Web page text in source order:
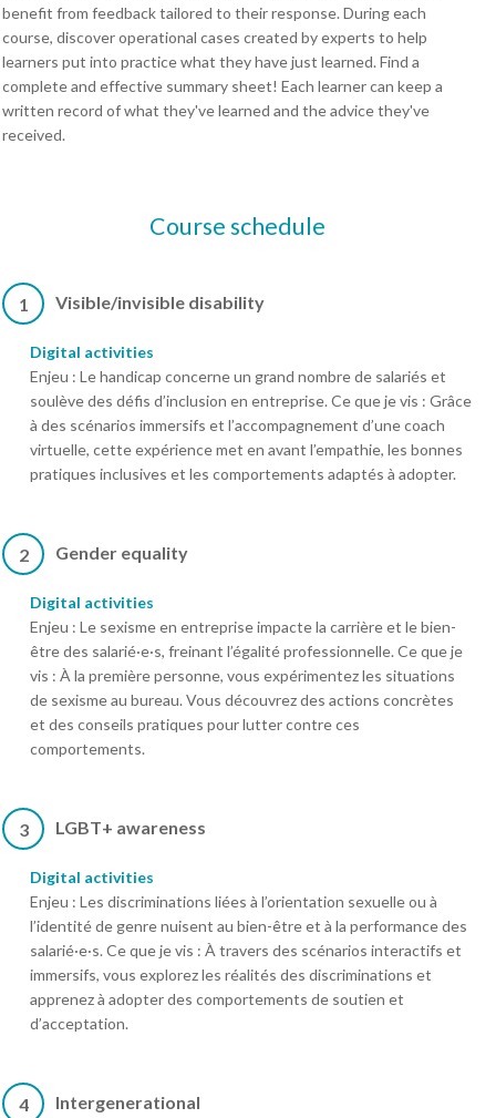
benefit from feedback tailored to their response. During each
course, discover operational cases created by experts to help
learners put into practice what they have just learned. Find a
complete and effective summary sheet! Each learner can keep a
written record of what they've learned and the advice they've
received.
Course schedule
1 Visible/invisible disability
Digital activities
Enjeu : Le handicap concerne un grand nombre de salariés et
soulève des défis d’inclusion en entreprise. Ce que je vis : Grâce
à des scénarios immersifs et l’accompagnement d’une coach
virtuelle, cette expérience met en avant l’empathie, les bonnes
pratiques inclusives et les comportements adaptés à adopter.
2 Gender equality
Digital activities
Enjeu : Le sexisme en entreprise impacte la carrière et le bien-
être des salarié·e·s, freinant l’égalité professionnelle. Ce que je
vis : À la première personne, vous expérimentez les situations
de sexisme au bureau. Vous découvrez des actions concrètes
et des conseils pratiques pour lutter contre ces
comportements.
3 LGBT+ awareness
Digital activities
Enjeu : Les discriminations liées à l’orientation sexuelle ou à
l’identité de genre nuisent au bien-être et à la performance des
salarié·e·s. Ce que je vis : À travers des scénarios interactifs et
immersifs, vous explorez les réalités des discriminations et
apprenez à adopter des comportements de soutien et
d’acceptation.
4 Intergenerational